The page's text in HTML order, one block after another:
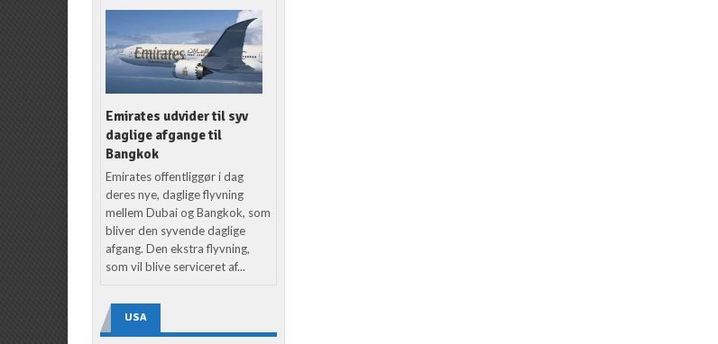
Emirates udvider til syv
daglige afgange til
Bangkok
Emirates offentliggør i dag
deres nye, daglige flyvning
mellem Dubai og Bangkok, som
bliver den syvende daglige
afgang. Den ekstra flyvning,
som vil blive serviceret af...
USA